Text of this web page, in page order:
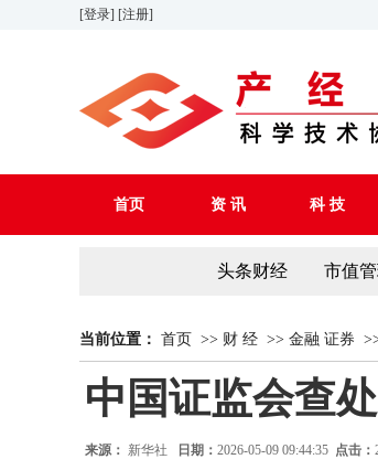
[登录] [注册]
首页 资 讯 科 技
头条财经 市值
当前位置： 首页 >> 财 经 >> 金融 证券
中国证监会查
来源： 新华社 日期： 2026-05-09 09:44:35 点击：